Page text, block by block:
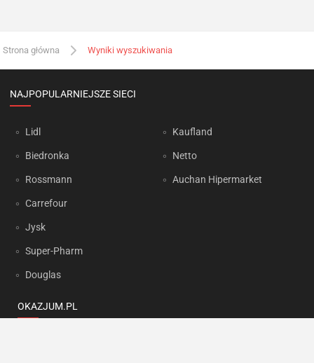
Strona główna Wyniki wyszukiwania
NAJPOPULARNIEJSZE SIECI
Lidl
Biedronka
Rossmann
Carrefour
Jysk
Super-Pharm
Douglas
Kaufland
Netto
Auchan Hipermarket
OKAZJUM.PL